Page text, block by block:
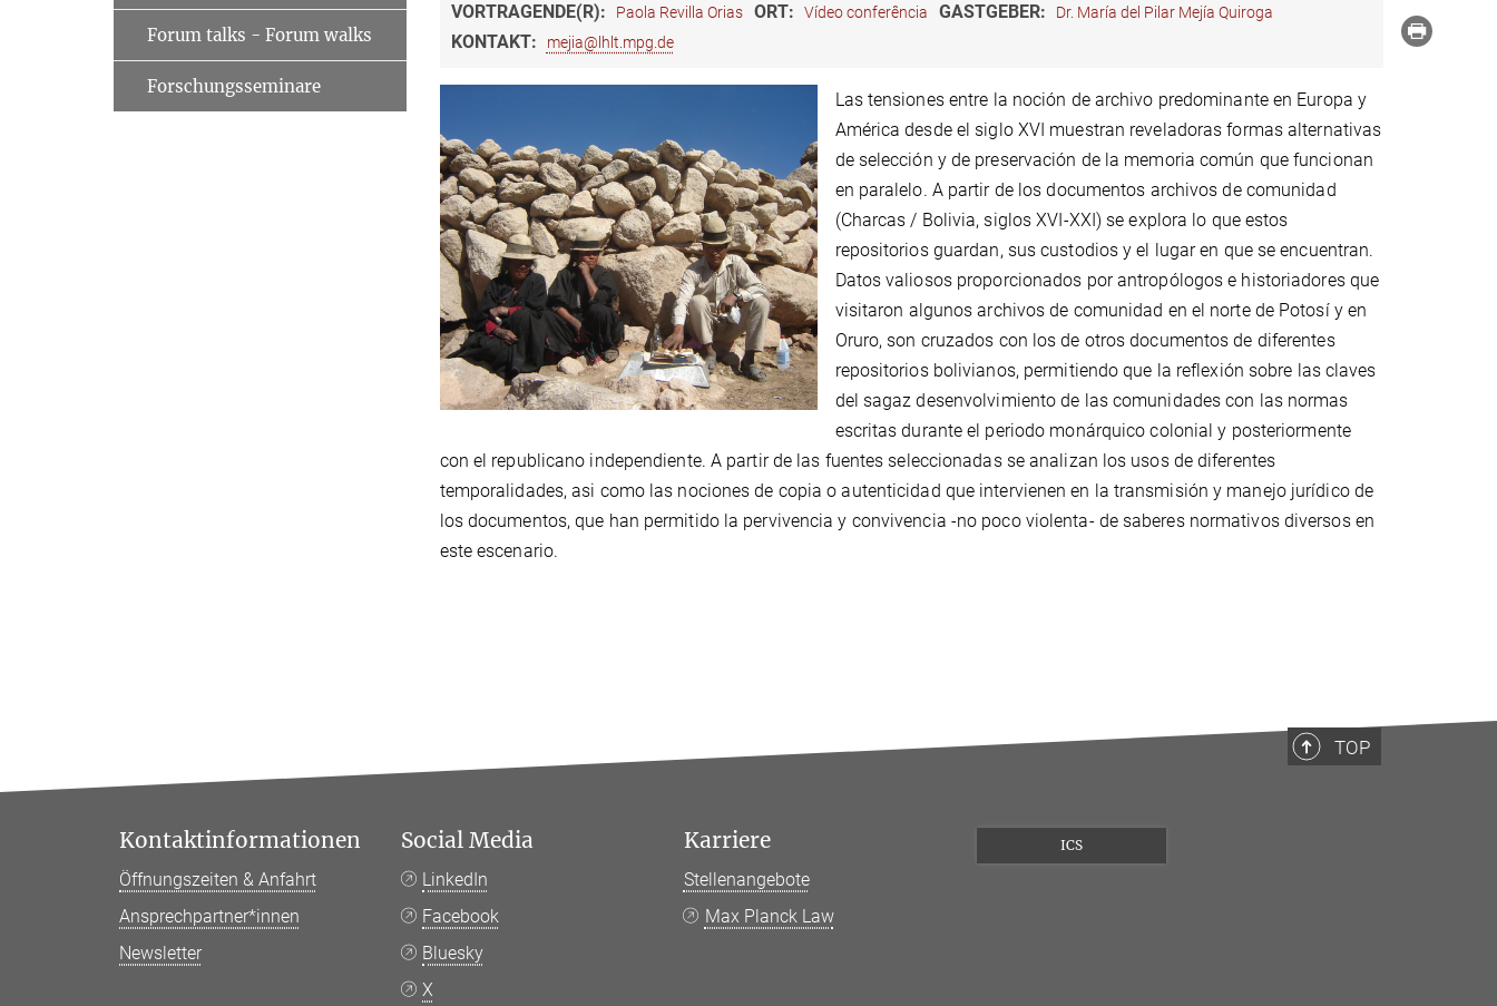
VORTRAGENDE(R): Paola Revilla Orias ORT: Vídeo conferência GASTGEBER: Dr. María del Pilar Mejía Quiroga
KONTAKT: mejia@lhlt.mpg.de
Las tensiones entre la noción de archivo predominante en Europa y
América desde el siglo XVI muestran reveladoras formas alternativas
de selección y de preservación de la memoria común que funcionan
en paralelo. A partir de los documentos archivos de comunidad
(Charcas / Bolivia, siglos XVI-XXI) se explora lo que estos
repositorios guardan, sus custodios y el lugar en que se encuentran.
Datos valiosos proporcionados por antropólogos e historiadores que
visitaron algunos archivos de comunidad en el norte de Potosí y en
Oruro, son cruzados con los de otros documentos de diferentes
repositorios bolivianos, permitiendo que la reflexión sobre las claves
del sagaz desenvolvimiento de las comunidades con las normas
escritas durante el periodo monárquico colonial y posteriormente
con el republicano independiente. A partir de las fuentes seleccionadas se analizan los usos de diferentes
temporalidades, asi como las nociones de copia o autenticidad que intervienen en la transmisión y manejo jurídico de
los documentos, que han permitido la pervivencia y convivencia -no poco violenta- de saberes normativos diversos en
este escenario.
Forum talks - Forum walks
Forschungsseminare
TOP
Kontaktinformationen
Öffnungszeiten & Anfahrt
Ansprechpartner*innen
Newsletter
Social Media
LinkedIn
Facebook
Bluesky
X
Karriere
Stellenangebote
Max Planck Law
ICS